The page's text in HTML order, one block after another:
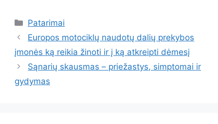
Kategorijos
Patarimai
Europos motociklų naudotų dalių prekybos
įmonės ką reikia žinoti ir į ką atkreipti dėmesį
Sąnarių skausmas – priežastys, simptomai ir
gydymas